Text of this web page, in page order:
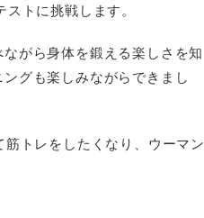
トに挑戦します。
がら身体を鍛える楽しさを知
グも楽しみながらできまし
トレをしたくなり、ウーマン